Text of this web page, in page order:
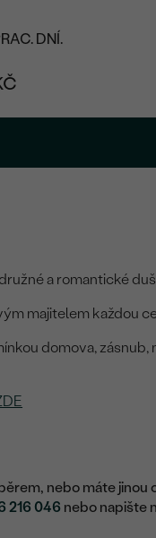
DNÍ.
a romantické
majitelem každou
domova, zásnub,
nebo máte jinou
216 046 nebo napište